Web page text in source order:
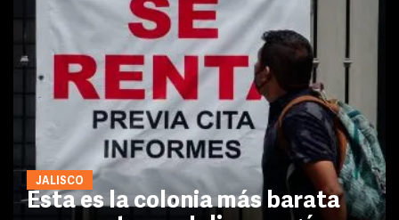
JALISCO
Esta es la colonia más barata